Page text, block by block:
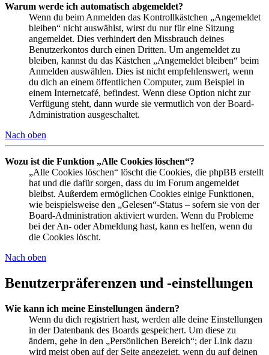
Warum werde ich automatisch abgemeldet?
Wenn du beim Anmelden das Kontrollkästchen „Angemeldet
bleiben“ nicht auswählst, wirst du nur für eine Sitzung
angemeldet. Dies verhindert den Missbrauch deines
Benutzerkontos durch einen Dritten. Um angemeldet zu
bleiben, kannst du das Kästchen „Angemeldet bleiben“ beim
Anmelden auswählen. Dies ist nicht empfehlenswert, wenn
du dich an einem öffentlichen Computer, zum Beispiel in
einem Internetcafé, befindest. Wenn diese Option nicht zur
Verfügung steht, dann wurde sie vermutlich von der Board-
Administration ausgeschaltet.
Nach oben
Wozu ist die Funktion „Alle Cookies löschen“?
„Alle Cookies löschen“ löscht die Cookies, die phpBB erstellt
hat und die dafür sorgen, dass du im Forum angemeldet
bleibst. Außerdem ermöglichen Cookies einige Funktionen,
wie beispielsweise den „Gelesen“-Status – sofern sie von der
Board-Administration aktiviert wurden. Wenn du Probleme
bei der An- oder Abmeldung hast, kann es helfen, wenn du
die Cookies löscht.
Nach oben
Benutzerpräferenzen und -einstellungen
Wie kann ich meine Einstellungen ändern?
Wenn du dich registriert hast, werden alle deine Einstellungen
in der Datenbank des Boards gespeichert. Um diese zu
ändern, gehe in den „Persönlichen Bereich“; der Link dazu
wird meist oben auf der Seite angezeigt, wenn du auf deinen